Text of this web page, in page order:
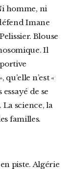
homme, ni
Imane
. Blouse
Il
n’est «
essayé de se
La science, la
familles.
piste. Algérie